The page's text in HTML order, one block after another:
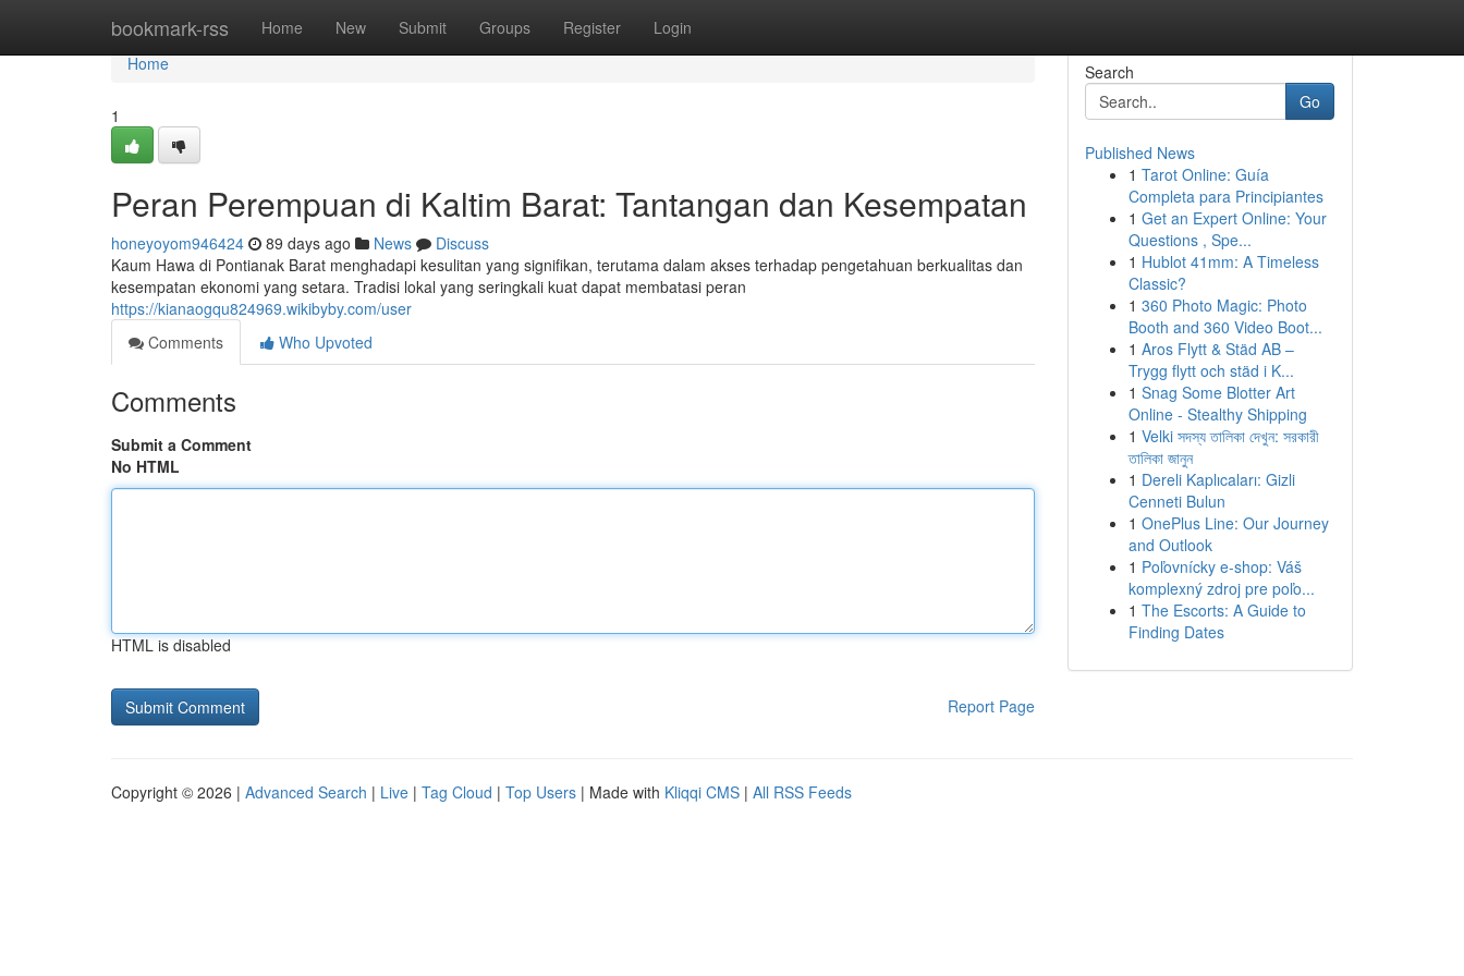
bookmark-rss Home New Submit Groups Register Login
Home
Home
1
Peran Perempuan di Kaltim Barat: Tantangan dan Kesempatan
honeyoyom946424 89 days ago News
Discuss
Kaum Hawa di Pontianak Barat menghadapi kesulitan yang signifikan, terutama dalam akses terhadap pengetahuan berkualitas dan
kesempatan ekonomi yang setara. Tradisi lokal yang seringkali kuat dapat membatasi peran
https://kianaogqu824969.wikibyby.com/user
Comments
Who Upvoted
Comments
Submit a Comment
No HTML
HTML is disabled
Report Page
Search
Go
Published News
1 Tarot Online: Guía
Completa para Principiantes
1 Get an Expert Online: Your
Questions , Spe...
1 Hublot 41mm: A Timeless
Classic?
1 360 Photo Magic: Photo
Booth and 360 Video Boot...
1 Aros Flytt & Städ AB –
Trygg flytt och städ i K...
1 Snag Some Blotter Art
Online - Stealthy Shipping
1 Velki সদস্য তালিকা দেখুন: সরকারী
তালিকা জানুন
1 Dereli Kaplıcaları: Gizli
Cenneti Bulun
1 OnePlus Line: Our Journey
and Outlook
1 Poľovnícky e-shop: Váš
komplexný zdroj pre poľo...
1 The Escorts: A Guide to
Finding Dates
Copyright © 2026 | Advanced Search | Live | Tag Cloud | Top Users | Made with Kliqqi CMS | All RSS Feeds